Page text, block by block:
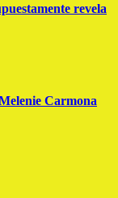
revela
Carmona